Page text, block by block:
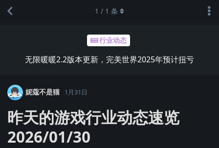
行业动态
无限暖暖2.2版本更新，完美世界2025年预计扭亏
1 / 1 条
妮蔻不是猫 1月31日
昨天的游戏行业动态速览
2026/01/30